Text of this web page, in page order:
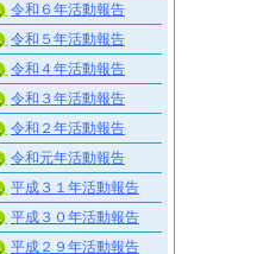
令和６年活動報告
令和５年活動報告
令和４年活動報告
令和３年活動報告
令和２年活動報告
令和元年活動報告
平成３１年活動報告
平成３０年活動報告
平成２９年活動報告